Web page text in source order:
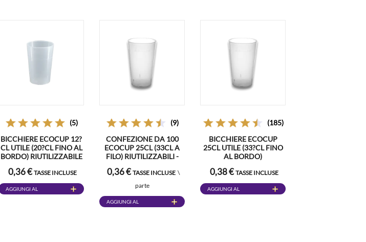
(5)
BICCHIERE ECOCUP 12?
CL UTILE (20?CL FINO AL
BORDO) RIUTILIZZABILE
BODEGA
0,36 €TASSE INCLUSE
AGGIUNGI AL
(9)
CONFEZIONE DA 100
ECOCUP 25CL (33CL A
FILO) RIUTILIZZABILI -
MORBIDO
0,36 €TASSE INCLUSE\
parte
AGGIUNGI AL
(185)
BICCHIERE ECOCUP
25CL UTILE (33?CL FINO
AL BORDO)
MEDIA BIRRA, SUCCO,
BIBITE
0,38 €TASSE INCLUSE
AGGIUNGI AL